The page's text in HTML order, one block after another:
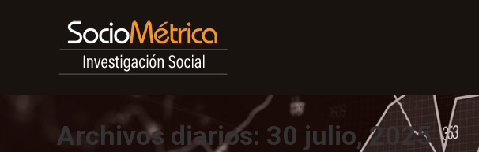
Archivos diarios: 30 julio, 2025